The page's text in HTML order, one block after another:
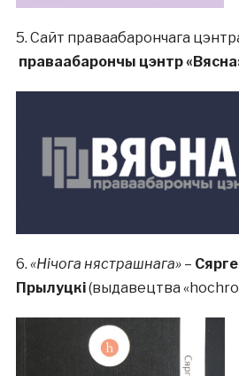
5. Сайт праваабарончага
праваабарончы цэнтр
6. «Нічога нястрашнага» –
Прылуцкі(выдавецтва